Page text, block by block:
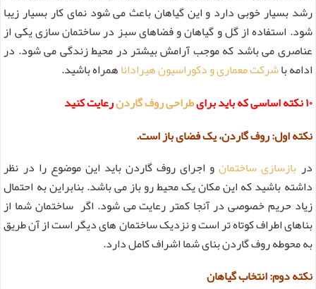
رشد بسیار خوبی دارد و این گیاهان باعث می شود نمای کار بسیار زیبا
شود. استفاده از گل و گیاهان و فضاهای سبز در ساختمان سازی یکی از
عناصری می باشد که موجب آرامش بیشتر در محیط زندگی می شود. در
ادامه باشرکت معماری و دکوراسیون هیراداناهمراه باشید.
۱۰ نکته اساسی که باید برای
طراحی روف گاردنرعایت کنید
نکته اول: روف گاردن، یک فضای باز است.
در بازسازی ساختمانو اجرای روف گاردن باید این موضوع را در نظر
داشته باشید که این مکان یک محیط رو باز می باشد. بنابراین به احتمال
زیاد حریم خصوصی در آنجا کمتر رعایت می شود. اگر ساختمان شما از
بناهای اطراف کوتاه تر است و نزدیک ساختمان های دیگر است از آن طریق
به محوطه روف گاردن بنای شما اشراف کامل دارد.
نکته دوم: انتخاب گیاهان